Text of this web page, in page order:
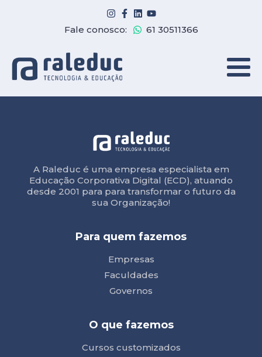
Fale conosco: 61 30511366
A Raleduc é uma empresa especialista em
Educação Corporativa Digital (ECD), atuando
desde 2001 para para transformar o futuro da
sua Organização!
Para quem fazemos
Empresas
Faculdades
Governos
O que fazemos
Cursos customizados